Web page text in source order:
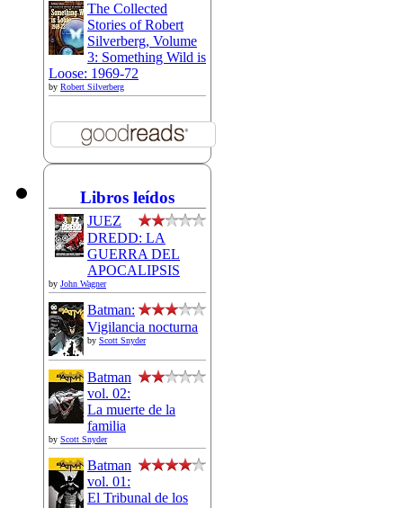
The Collected
Stories of Robert
Silverberg, Volume
3: Something Wild is
Loose: 1969-72
by Robert Silverberg
Libros leídos
JUEZ
DREDD: LA
GUERRA DEL
APOCALIPSIS
by John Wagner
Batman:
Vigilancia nocturna
by Scott Snyder
Batman
vol. 02:
La muerte de la
familia
by Scott Snyder
Batman
vol. 01:
El Tribunal de los